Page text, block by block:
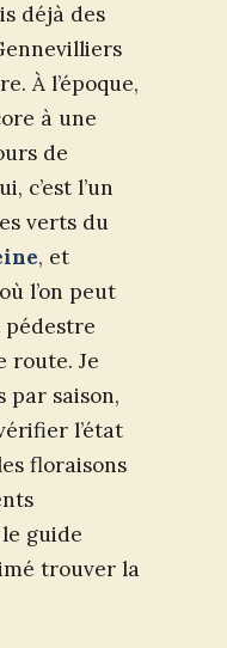
déjà des
À l’époque,
à une
de
c’est l’un
verts du
, et
l’on peut
route. Je
par saison,
l’état
floraisons
guide
trouver la